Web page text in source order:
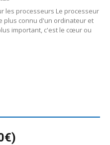
les processeurs Le processeur
plus connu d'un ordinateur et
important, c'est le cœur ou